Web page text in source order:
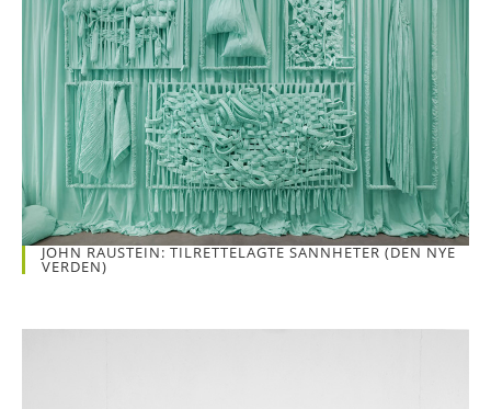
JOHN RAUSTEIN: TILRETTELAGTE SANNHETER (DEN NYE
VERDEN)